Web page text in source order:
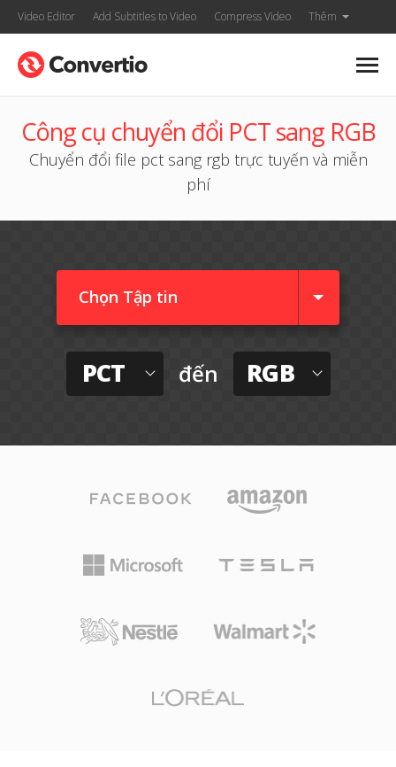
Video Editor Add Subtitles to Video Compress Video Thêm
Công cụ chuyển đổi PCT sang RGB
Chuyển đổi file pct sang rgb trực tuyến và miễn
phí
Chọn Tập tin
PCT đến RGB